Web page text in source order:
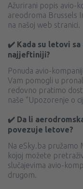
Ažurirani popis avio-
areodroma Brussels
na našoj web stranici.
✔️ Kada su letovi
najjeftiniji?
Ponuda avio-
Vam pomogli u
redovno pratimo
naše ‘’Upozorenje o
✔️ Da li
povezuje letove?
Na eSky.ba pružamo
kojoj možete
slučajevima avio-
drugom.